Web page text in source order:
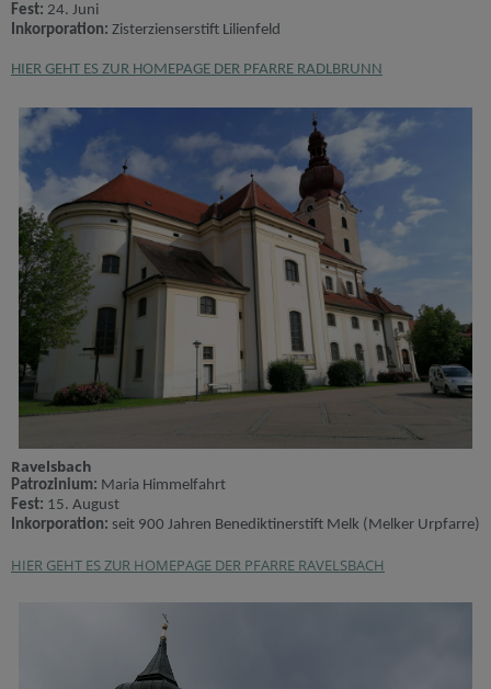
Fest: 24. Juni
Inkorporation: Zisterzienserstift Lilienfeld
HIER GEHT ES ZUR HOMEPAGE DER PFARRE RADLBRUNN
Ravelsbach
Patrozinium: Maria Himmelfahrt
Fest: 15. August
Inkorporation: seit 900 Jahren Benediktinerstift Melk (Melker Urpfarre)
HIER GEHT ES ZUR HOMEPAGE DER PFARRE RAVELSBACH